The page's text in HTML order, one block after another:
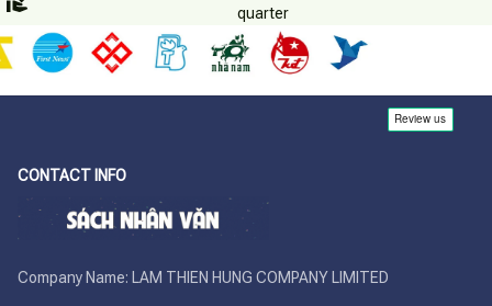
quarter
CONTACT INFO
Company Name: LAM THIEN HUNG COMPANY LIMITED